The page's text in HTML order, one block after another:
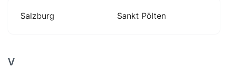
Salzburg Sankt Pölten
V